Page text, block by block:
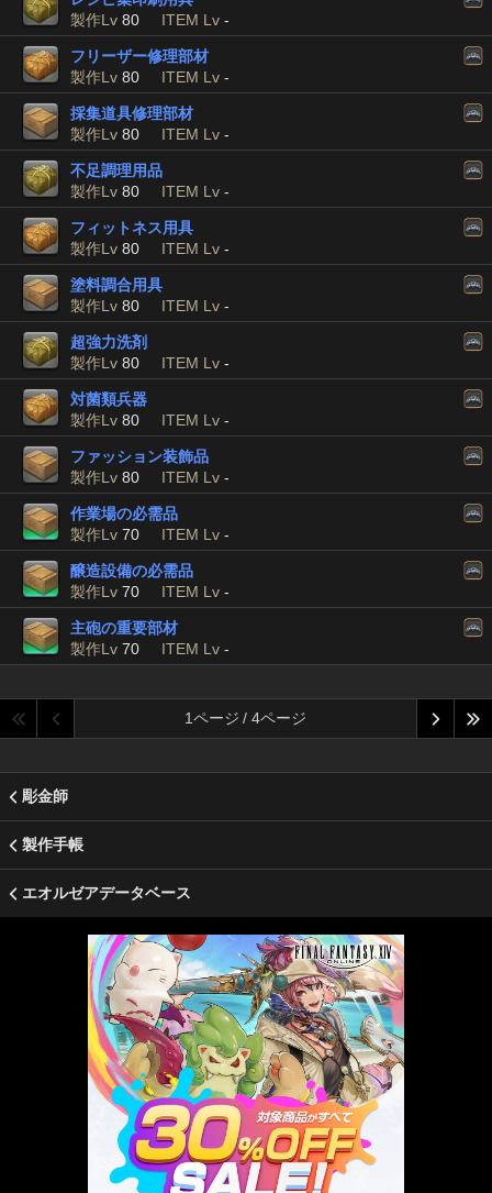
製作Lv 80 ITEM Lv -
フリーザー修理部材
製作Lv 80 ITEM Lv -
採集道具修理部材
製作Lv 80 ITEM Lv -
不足調理用品
製作Lv 80 ITEM Lv -
フィットネス用具
製作Lv 80 ITEM Lv -
塗料調合用具
製作Lv 80 ITEM Lv -
超強力洗剤
製作Lv 80 ITEM Lv -
対菌類兵器
製作Lv 80 ITEM Lv -
ファッション装飾品
製作Lv 80 ITEM Lv -
作業場の必需品
製作Lv 70 ITEM Lv -
醸造設備の必需品
製作Lv 70 ITEM Lv -
主砲の重要部材
製作Lv 70 ITEM Lv -
1ページ / 4ページ
彫金師
製作手帳
エオルゼアデータベース